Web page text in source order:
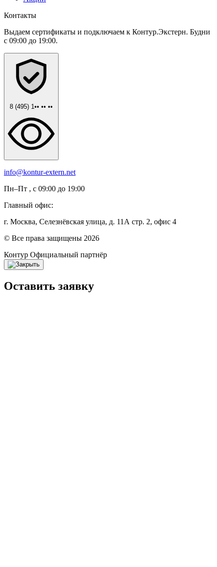
Контакты
Выдаем сертификаты и подключаем к Контур.Экстерн. Будни
с 09:00 до 19:00.
8 (495) 1•• •• ••
info@kontur-extern.net
Пн–Пт , с 09:00 до 19:00
Главный офис:
г. Москва, Селезнёвская улица, д. 11А стр. 2, офис 4
© Все права защищены 2026
Контур Официальный партнёр
Оставить заявку